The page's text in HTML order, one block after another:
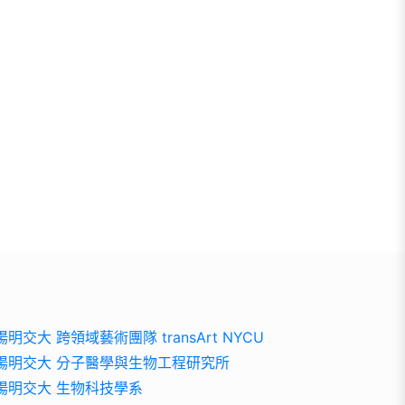
明交大 跨領域藝術團隊 transArt NYCU
明交大 分子醫學與生物工程研究所
明交大 生物科技學系